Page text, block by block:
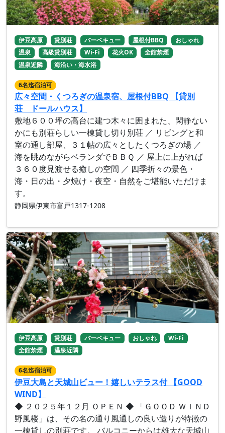
伊豆高原 貸別荘 バーベキュー 屋根付BBQ
おしゃれ
温泉
高級貸別荘 Wi-Fi 花火OK
全館禁煙
温泉近隣
海沿い・海水浴
6名迄宿泊可
広々空間・くつろぎの温泉宿、屋根付BBQ 【貸別
荘 ドールハウス】
敷地６００坪の高台に建つ木々に囲まれた、閑静ない
かにも別荘らしい一棟貸し切り別荘 ／ リビングと和
室の通し部屋、３１帖の広々としたくつろぎの場 ／
海を眺めながらベランダでＢＢＱ ／ 屋上に上がれば
３６０度見渡せる癒しの空間 ／ 四季折々の景色・
海・日の出・夕焼け・夜空・自然をご堪能いただけま
す。
静岡県伊東市富戸1317-1208
伊豆高原 貸別荘 バーベキュー おしゃれ
Wi-Fi
全館禁煙
温泉近隣
6名迄宿泊可
伊豆大島と天城山ビュー！嬉しいテラス付 【GOOD
WIND】
◆ ２０２５年１２月 ＯＰＥＮ ◆ 「ＧＯＯＤ ＷＩＮＤ
野風楼」は、その名の通り風通しの良い造りが特徴の
一棟貸しの別荘です。 バルコニーからは雄大な天城山